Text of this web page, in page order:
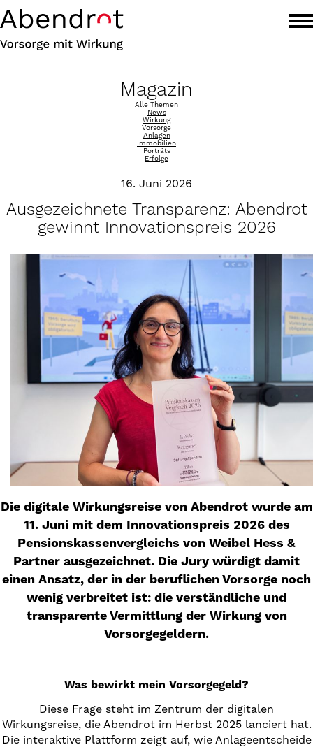
Magazin
Alle Themen
News
Wirkung
Vorsorge
Anlagen
Immobilien
Porträts
Erfolge
16. Juni 2026
Ausgezeichnete Transparenz: Abendrot
gewinnt Innovationspreis 2026
Die digitale Wirkungsreise von Abendrot wurde am
11. Juni mit dem Innovationspreis 2026 des
Pensionskassenvergleichs von Weibel Hess &
Partner ausgezeichnet. Die Jury würdigt damit
einen Ansatz, der in der beruflichen Vorsorge noch
wenig verbreitet ist: die verständliche und
transparente Vermittlung der Wirkung von
Vorsorgegeldern.
Was bewirkt mein Vorsorgegeld?
Diese Frage steht im Zentrum der digitalen
Wirkungsreise, die Abendrot im Herbst 2025 lanciert hat.
Die interaktive Plattform zeigt auf, wie Anlageentscheide